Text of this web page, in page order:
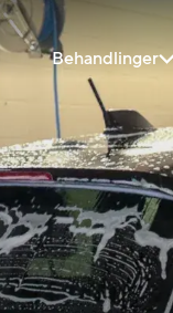
Behandlinger